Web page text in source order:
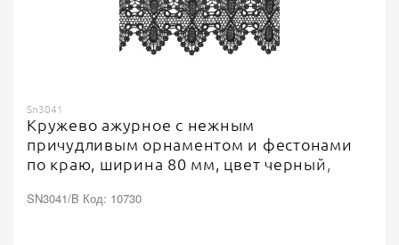
Sn3041
Кружево ажурное с нежным
причудливым орнаментом и фестонами
по краю, ширина 80 мм, цвет черный,
SN3041/B Код: 10730